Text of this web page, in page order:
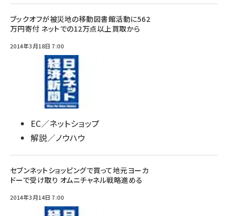
ブックオフが被災地の移動図書館活動に562
万円寄付 ネットでの12万点以上買取から
2014年3月18日 7:00
EC／ネットショップ
解説／ノウハウ
セブンネットショッピングで買って地元ヨーカ
ドーで受け取り オムニチャネル戦略進める
2014年3月14日 7:00